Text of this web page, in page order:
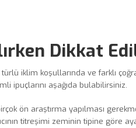
Dikkat
iklim koşullarında ve farklı
ipuçlarını aşağıda bulabilirsiniz.
ön araştırma yapılması
titreşimi zeminin tipine göre